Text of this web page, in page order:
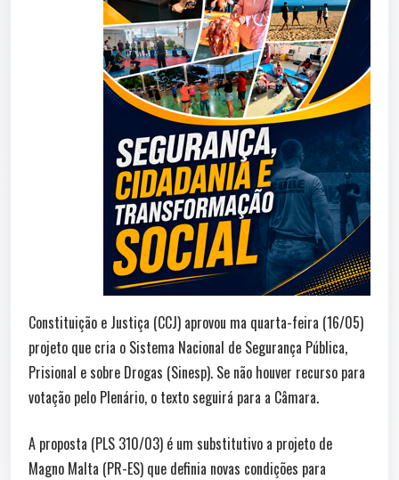
Constituição e Justiça (CCJ) aprovou ma quarta-feira (16/05)
projeto que cria o Sistema Nacional de Segurança Pública,
Prisional e sobre Drogas (Sinesp). Se não houver recurso para
votação pelo Plenário, o texto seguirá para a Câmara.
A proposta (PLS 310/03) é um substitutivo a projeto de
Magno Malta (PR-ES) que definia novas condições para